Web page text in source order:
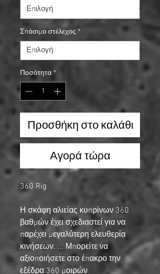
Σπάσιμο στέλεχος *
Ποσότητα *
Προσθήκη στο καλάθι
Αγορά τώρα
360 Rig
Η σκάφη αλιείας κυπρίνων 360
βαθμών έχει σχεδιαστεί για να
παρέχει μεγαλύτερη ελευθερία
κινήσεων. ... Μπορείτε να
αξιοποιήσετε στο έπακρο την
εξέδρα 360 μοιρών